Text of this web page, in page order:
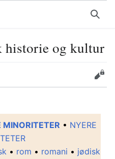
Søk
historie og kultur
Rediger
MINORITETER • NYERE
• rom • romani • jødisk